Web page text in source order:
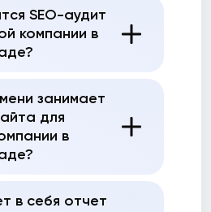
SEO-аудит
компании в
занимает
для
в
в себя отчет